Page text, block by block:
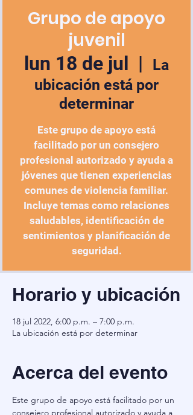
Grupo de apoyo
juvenil
lun 18 de jul
  |
La
ubicación está por
determinar
Este grupo de apoyo está
facilitado por un consejero
profesional autorizado y ayuda a
jóvenes que tienen experiencias
comunes de violencia familiar.
Incluye temas como relaciones
saludables, identificación de
sentimientos y planificación de
seguridad.
Horario y ubicación
18 jul 2022, 6:00 p.m. – 7:00 p.m.
La ubicación está por determinar
Acerca del evento
Este grupo de apoyo está facilitado por un
consejero profesional autorizado y ayuda a